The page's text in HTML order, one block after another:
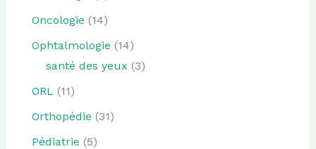
Oncologie (14)
Ophtalmologie (14)
santé des yeux (3)
ORL (11)
Orthopédie (31)
Pédiatrie (5)